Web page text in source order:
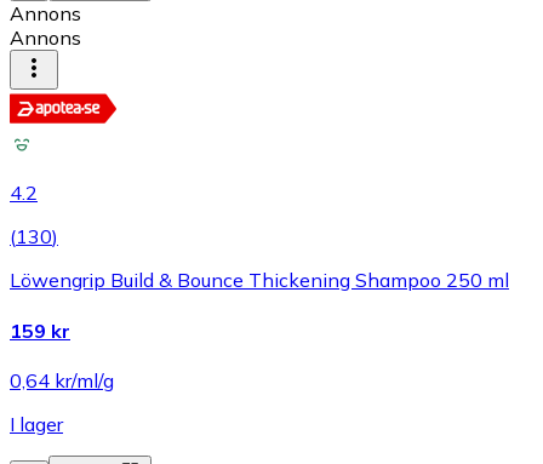
Annons
Annons
4.2
(130)
Löwengrip Build & Bounce Thickening Shampoo 250 ml
159 kr
0,64 kr/ml/g
I lager